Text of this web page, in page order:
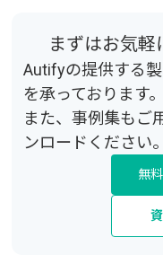
まずはお気
Autifyの提供する
を承っております。
また、事例集もご
ンロードください。
無